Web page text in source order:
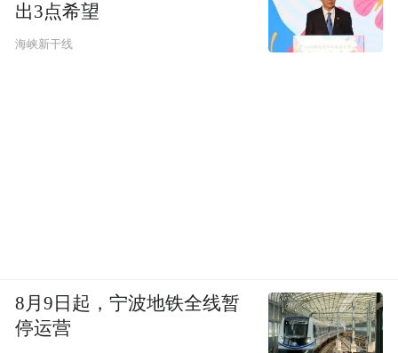
出3点希望
海峡新干线
8月9日起，宁波地铁全线暂
停运营